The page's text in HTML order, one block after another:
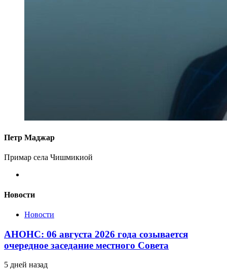
Петр Маджар
Примар села Чишмикиой
Новости
Новости
АНОНС: 06 августа 2026 года созывается
очередное заседание местного Совета
5 дней назад